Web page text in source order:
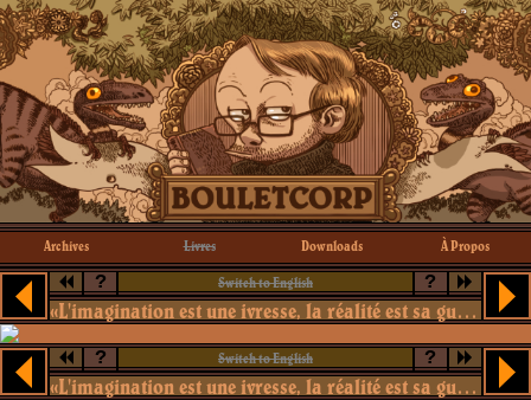
Archives Livres Downloads À Propos
? Switch to English ?
«L'imagination est une ivresse, la réalité est sa gueule de bois»
? Switch to English ?
«L'imagination est une ivresse, la réalité est sa gueule de bois»